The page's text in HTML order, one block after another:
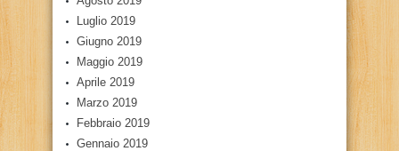
Luglio 2019
Giugno 2019
Maggio 2019
Aprile 2019
Marzo 2019
Febbraio 2019
Gennaio 2019